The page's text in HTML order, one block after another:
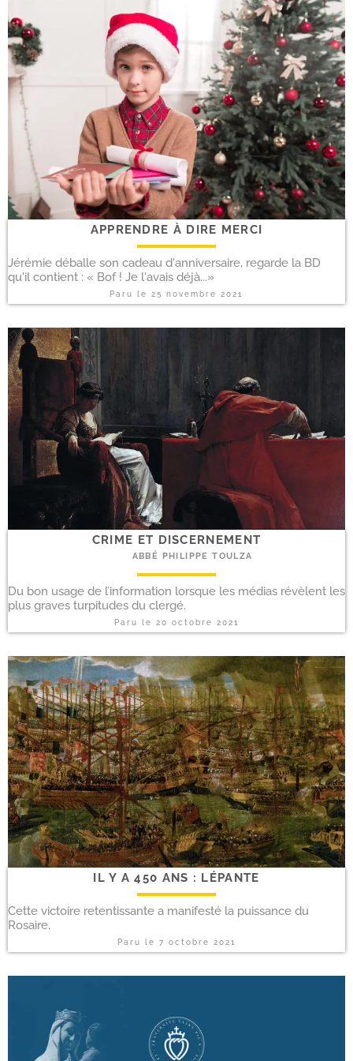
APPRENDRE À DIRE MERCI
Jérémie déballe son cadeau d'anniversaire, regarde la BD
qu'il contient : « Bof ! Je l'avais déjà...»
Paru le 25 novembre 2021
CRIME ET DISCERNEMENT
ABBÉ PHILIPPE TOULZA
Du bon usage de l’information lorsque les médias révèlent les
plus graves turpitudes du clergé.
Paru le 20 octobre 2021
IL Y A 450 ANS : LÉPANTE
Cette victoire retentissante a manifesté la puissance du
Rosaire.
Paru le 7 octobre 2021